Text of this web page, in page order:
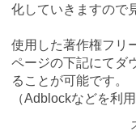
化していきますので
使用した著作権フリ
ページの下記にてダ
ることが可能です。
（Adblockなどを利